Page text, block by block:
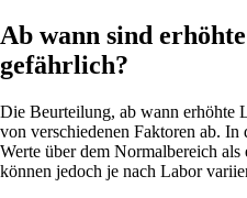
Ab wann sind
gefährlich?
Die Beurteilung, ab wann erhöhte
von verschiedenen Faktoren ab.
Werte über dem Normalbereich
können jedoch je nach Labor